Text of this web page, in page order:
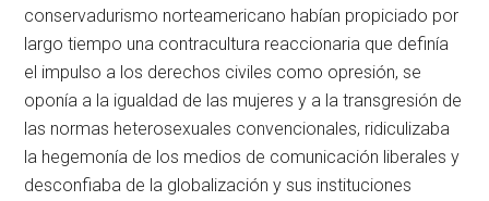
conservadurismo norteamericano habían propiciado por
largo tiempo una contracultura reaccionaria que definía
el impulso a los derechos civiles como opresión, se
oponía a la igualdad de las mujeres y a la transgresión de
las normas heterosexuales convencionales, ridiculizaba
la hegemonía de los medios de comunicación liberales y
desconfiaba de la globalización y sus instituciones